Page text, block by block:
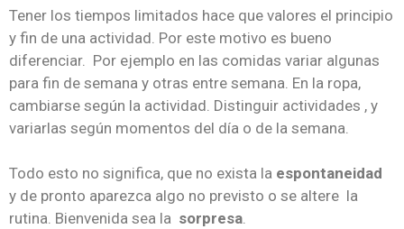
Tener los tiempos limitados hace que valores el principio
y fin de una actividad. Por este motivo es bueno
diferenciar. Por ejemplo en las comidas variar algunas
para fin de semana y otras entre semana. En la ropa,
cambiarse según la actividad. Distinguir actividades , y
variarlas según momentos del día o de la semana.
Todo esto no significa, que no exista la espontaneidad
y de pronto aparezca algo no previsto o se altere la
rutina. Bienvenida sea la sorpresa.